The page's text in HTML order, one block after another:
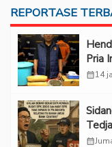
REPORTASE
Pria
calendar_month14
calendar_month